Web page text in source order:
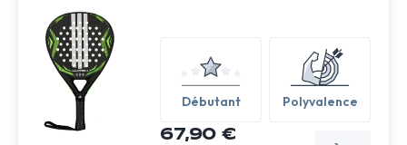
Débutant Polyvalence
67,90 €